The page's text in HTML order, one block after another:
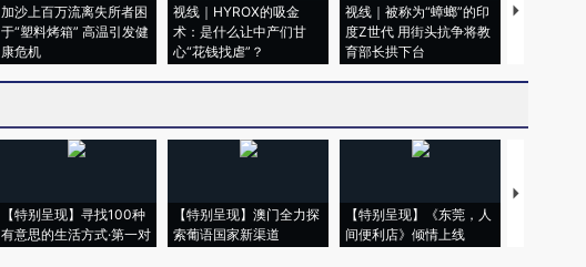
加沙上百万流离失所者困
于“塑料烤箱” 高温引发健
康危机
视线｜HYROX的吸金
术：是什么让中产们甘
心“花钱找虐”？
视线｜被称为“蟑螂”的印
度Z世代 用街头抗争将教
育部长拱下台
视线｜“入
【特别呈现】寻找100种
有意思的生活方式·第一对
【特别呈现】澳门全力探
索葡语国家新渠道
【特别呈现】《东莞，人
间便利店》倾情上线
【推广】走